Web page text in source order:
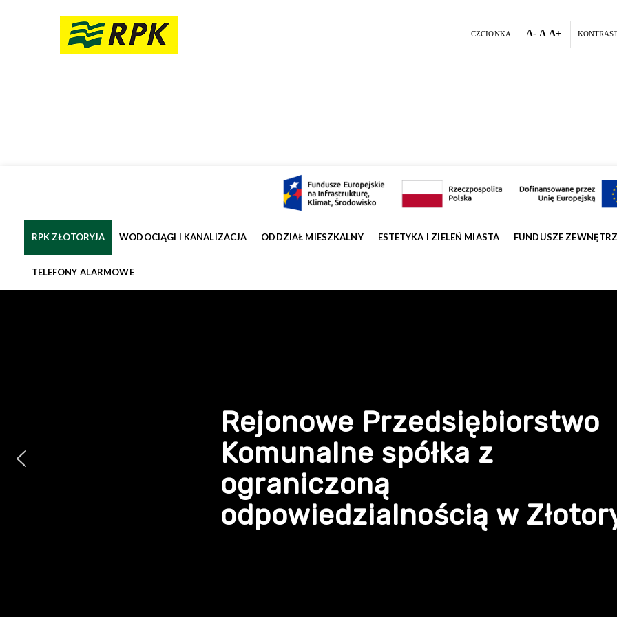
CZCIONKA A- A A+
RPK ZŁOTORYJA WODOCIĄGI I KANALIZACJA ODDZIAŁ MIESZKALNY ESTETYKA I ZIELEŃ MIASTA FUNDUSZE
TELEFONY ALARMOWE
Rejonowe Przedsiębiorstwo
Komunalne spółka z
ograniczoną
odpowiedzialnością w